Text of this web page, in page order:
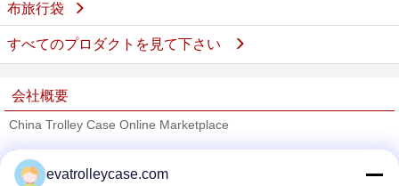
布旅行袋
すべてのプロダクトを見て下さい
会社概要
China Trolley Case Online Marketplace
Trust Seal
Verified Suplier
evatrolleycase.com